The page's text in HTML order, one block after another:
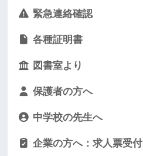
緊急連絡確認
各種証明書
図書室より
保護者の方へ
中学校の先生へ
企業の方へ：求人票受付